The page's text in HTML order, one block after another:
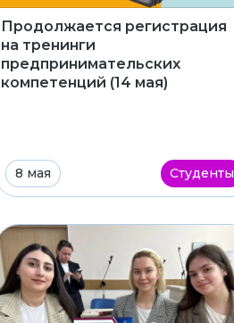
Продолжается регистрация
на тренинги
предпринимательских
компетенций (14 мая)
8 мая Студенты